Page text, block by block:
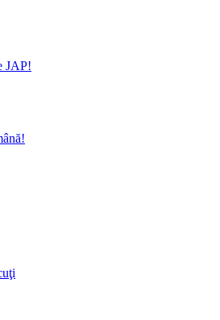
JAP!